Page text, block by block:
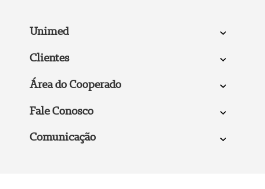
Unimed
Clientes
Área do Cooperado
Fale Conosco
Comunicação